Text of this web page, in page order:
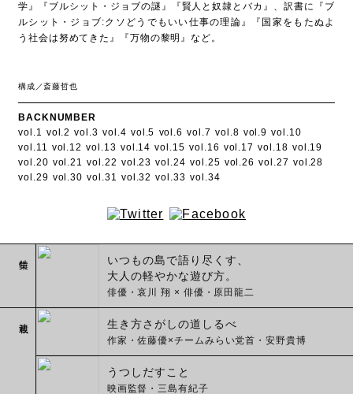
学』『ブルシット・ジョブの謎』『賢人と奴隷とバカ』、訳書に『ブ
ルシット・ジョブ:クソどうでもいい仕事の理論』『国家をもたぬよ
う社会は努めてきた』『万物の黎明』など。
構成／斎藤哲也
BACKNUMBER
vol.1 vol.2 vol.3 vol.4 vol.5 vol.6 vol.7 vol.8 vol.9 vol.10
vol.11 vol.12 vol.13 vol.14 vol.15 vol.16 vol.17 vol.18 vol.19
vol.20 vol.21 vol.22 vol.23 vol.24 vol.25 vol.26 vol.27 vol.28
vol.29 vol.30 vol.31 vol.32 vol.33 vol.34
いつもの島で語り尽くす、
大人の軽やかな遊び方。
俳優・哀川 翔 × 俳優・原田龍二
生き方さがしの道しるべ
作家・佐藤優×チームみらい党首・安野貴博
うつしだすこと
映画監督・三島有紀子